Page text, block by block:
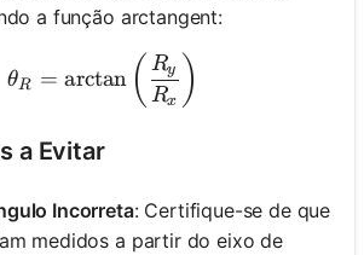
a função arctangent:
\theta_R =
θR = arctan ( Rx
Ry )
a Evitar
Incorreta: Certifique-se de que
medidos a partir do eixo de